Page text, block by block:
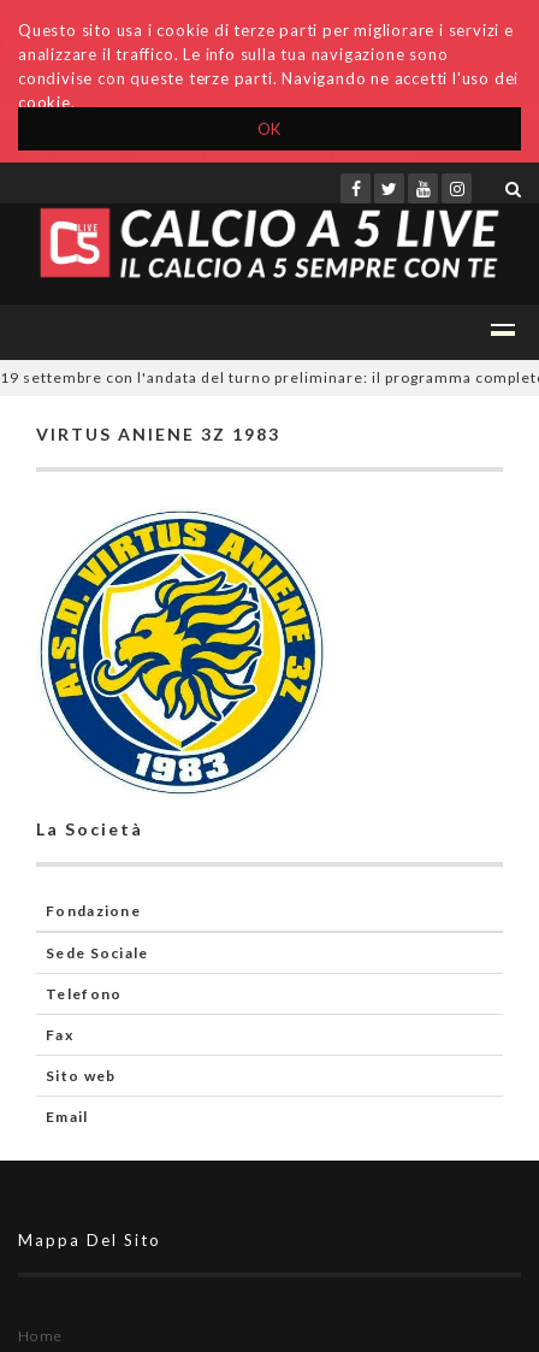
OK
Questo sito usa i cookie di terze parti per migliorare i servizi e
analizzare il traffico. Le info sulla tua navigazione sono
condivise con queste terze parti. Navigando ne accetti l'uso dei
cookie.
Accedi Archivio Invio comunicati Redazione
settembre con l'andata del turno preliminare: il programma completo
VIRTUS ANIENE 3Z 1983
La Società
Fondazione
Sede Sociale
Telefono
Fax
Sito web
Email
Mappa Del Sito
Home